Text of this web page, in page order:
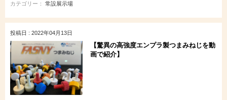
カテゴリー： 常設展示場
投稿日 : 2022年04月13日
【驚異の高強度エンプラ製つまみねじを動
画で紹介】